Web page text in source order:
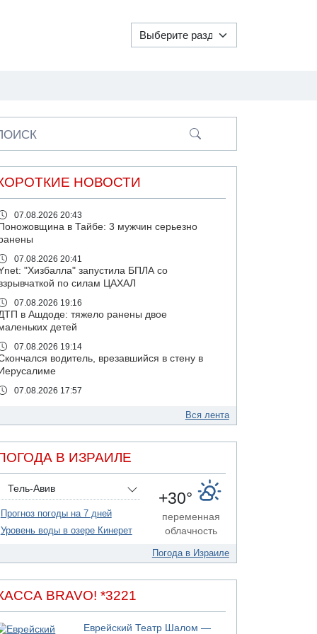
НОВОСТИ
07.08.2026 20:43
Поножовщина в Тайбе: 3 мужчин серьезно
07.08.2026 20:41
"Хизбалла" запустила БПЛА со
по силам ЦАХАЛ
07.08.2026 19:16
в Ашдоде: тяжело ранены двое
детей
07.08.2026 19:14
водитель, врезавшийся в стену в
Иерусалиме
07.08.2026 17:57
подозреваемого в коррупционных
с Йоавом Элиаси
07.08.2026 17:51
БАГАЦ отказался заморозить лишение
налоговых льгот для уклонистов-харедим
07.08.2026 17:48
В Иерусалиме водитель врезался в забор и
07.08.2026 13:47
армия сообщила о ранении
Вся лента
В ИЗРАИЛЕ
Тель-Авив
Прогноз погоды на 7 дней
Уровень воды в озере Кинерет
+30°
переменная
облачность
Погода в Израиле
BRAVO! *3221
Еврейский Театр Шалом —